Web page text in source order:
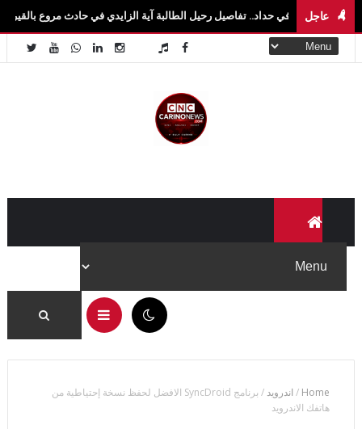
عاجل
في حداد.. تفاصيل رحيل الطالبة آية الزايدي في حادث مروع بالقيروان فاجعة تهزّ
Home
/ اندرويد/
برنامج SyncDroid الافضل لحفظ نسخة إحتياطية من
هاتفك الاندرويد